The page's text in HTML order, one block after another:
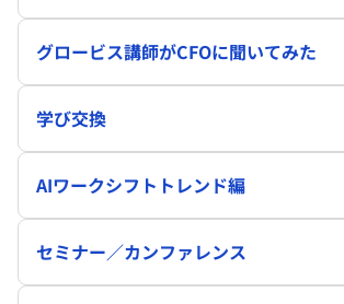
グロービス講師がCFOに聞いてみた
学び交換
AIワークシフトトレンド編
セミナー／カンファレンス